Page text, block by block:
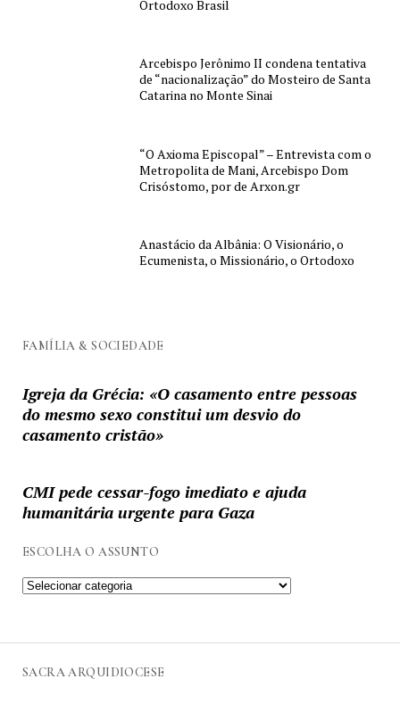
Ortodoxo Brasil
Arcebispo Jerônimo II condena tentativa
de “nacionalização” do Mosteiro de Santa
Catarina no Monte Sinai
“O Axioma Episcopal” – Entrevista com o
Metropolita de Mani, Arcebispo Dom
Crisóstomo, por de Arxon.gr
Anastácio da Albânia: O Visionário, o
Ecumenista, o Missionário, o Ortodoxo
FAMÍLIA & SOCIEDADE
Igreja da Grécia: «O casamento entre pessoas
do mesmo sexo constitui um desvio do
casamento cristão»
CMI pede cessar-fogo imediato e ajuda
humanitária urgente para Gaza
ESCOLHA O ASSUNTO
SACRA ARQUIDIOCESE